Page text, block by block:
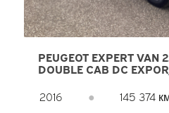
PEUGEOT EXPERT VAN
DOUBLE CAB DC
2016
● 145 374